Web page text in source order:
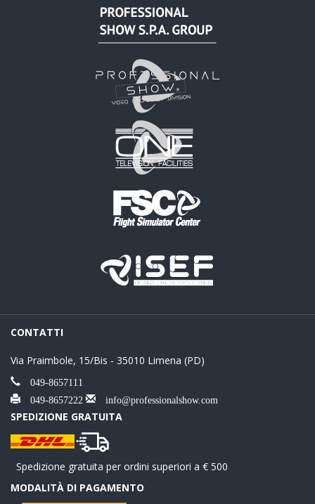
CONTATTI
Via Praimbole, 15/Bis - 35010 Limena (PD)
049-8657111
049-8657222
info@professionalshow.com
SPEDIZIONE GRATUITA
Spedizione gratuita per ordini superiori a € 500
MODALITÀ DI PAGAMENTO